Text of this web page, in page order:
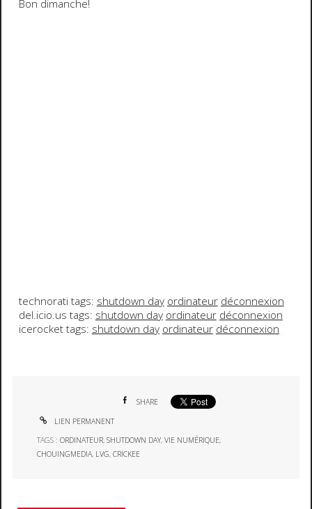
Bon dimanche!
technorati tags: shutdown day ordinateur déconnexion
del.icio.us tags: shutdown day ordinateur déconnexion
icerocket tags: shutdown day ordinateur déconnexion
SHARE
LIEN PERMANENT
TAGS :ORDINATEUR,SHUTDOWN DAY,VIE NUMÉRIQUE,
CHOUINGMEDIA, LVG,CRICKEE